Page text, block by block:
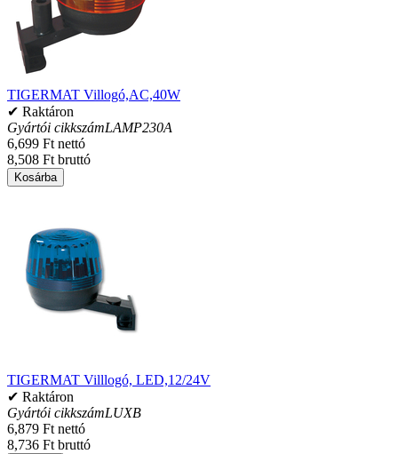
TIGERMAT Villogó,AC,40W
✔ Raktáron
Gyártói cikkszámLAMP230A
6,699 Ft nettó
8,508 Ft bruttó
Kosárba
TIGERMAT Villlogó, LED,12/24V
✔ Raktáron
Gyártói cikkszámLUXB
6,879 Ft nettó
8,736 Ft bruttó